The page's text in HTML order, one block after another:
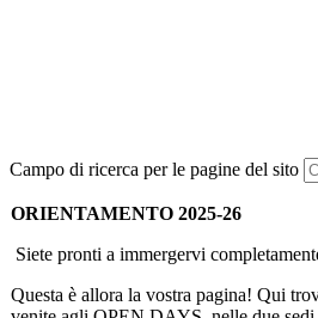
Campo di ricerca per le pagine del sito
ORIENTAMENTO 2025-26
Siete pronti a immergervi
Questa è allora la vostra pagina! Qui